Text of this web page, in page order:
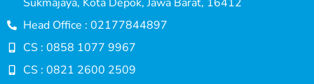
Head Office : 02177844897
CS : 0858 1077 9967
CS : 0821 2600 2509